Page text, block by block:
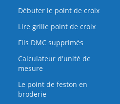
Débuter le point de croix
Lire grille point de croix
Fils DMC supprimés
Calculateur d'unité de
mesure
Le point de feston en
broderie